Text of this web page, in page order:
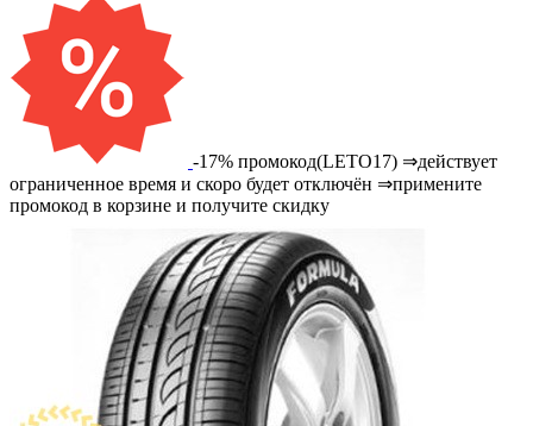
-17% промокод(LETO17) ⇒действует
ограниченное время и скоро будет отключён ⇒примените
промокод в корзине и получите скидку